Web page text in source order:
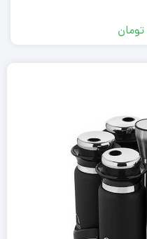
تومان